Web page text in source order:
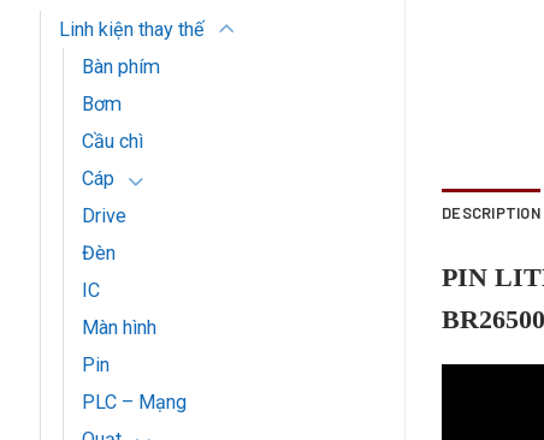
Linh kiện thay thế
Bàn phím
Bơm
Cầu chì
Cáp
Drive
Đèn
IC
Màn hình
Pin
PLC – Mạng
DESCRIPTION
PIN